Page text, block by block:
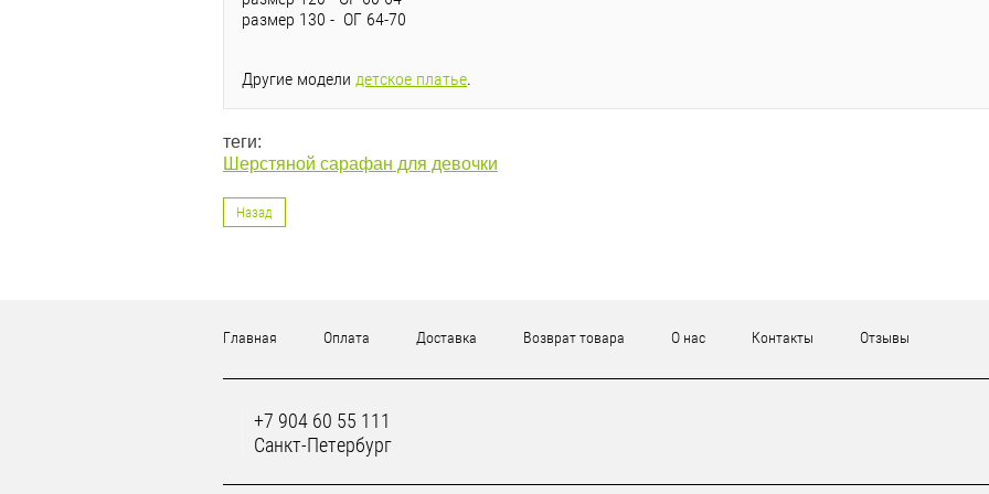
размер 130 - ОГ 64-70
Другие модели детское платье.
теги:
Шерстяной сарафан для девочки
Назад
Главная Оплата Доставка Возврат товара О нас Контакты Отзывы
+7 904 60 55 111
Санкт-Петербург